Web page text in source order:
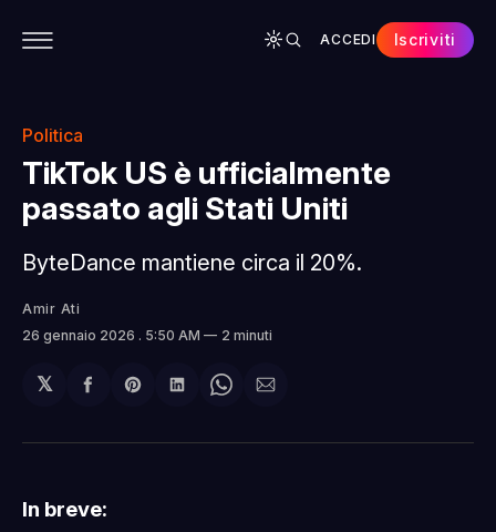
ACCEDI Iscriviti
Politica
TikTok US è ufficialmente
passato agli Stati Uniti
ByteDance mantiene circa il 20%.
Amir Ati
26 gennaio 2026 . 5:50 AM 2 minuti
𝕏
Condividi
Facebook
Share
Pinterest
Condividi
LinkedIn
Share
WhatsApp
Condividi
email
In breve: